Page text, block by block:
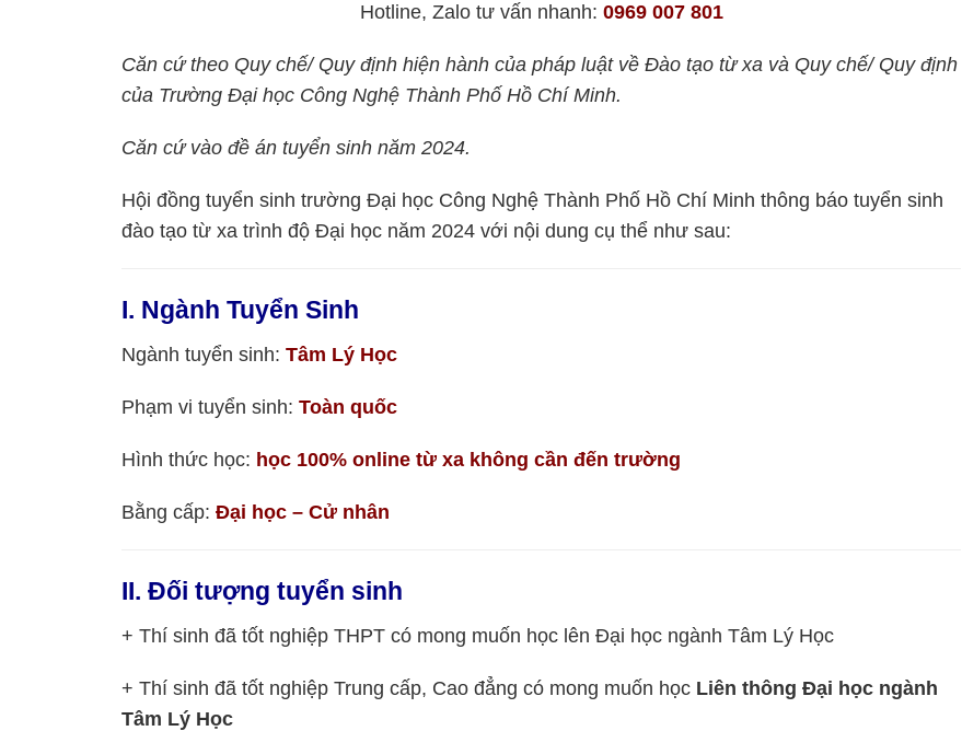
Hotline, Zalo tư vấn nhanh: 0969 007 801
Căn cứ theo Quy chế/ Quy định hiện hành của pháp luật về Đào tạo từ xa và Quy chế/ Quy định
của Trường Đại học Công Nghệ Thành Phố Hồ Chí Minh.
Căn cứ vào đề án tuyển sinh năm 2024.
Hội đồng tuyển sinh trường Đại học Công Nghệ Thành Phố Hồ Chí Minh thông báo tuyển sinh
đào tạo từ xa trình độ Đại học năm 2024 với nội dung cụ thể như sau:
I. Ngành Tuyển Sinh
Ngành tuyển sinh: Tâm Lý Học
Phạm vi tuyển sinh: Toàn quốc
Hình thức học: học 100% online từ xa không cần đến trường
Bằng cấp: Đại học – Cử nhân
II. Đối tượng tuyển sinh
+ Thí sinh đã tốt nghiệp THPT có mong muốn học lên Đại học ngành Tâm Lý Học
+ Thí sinh đã tốt nghiệp Trung cấp, Cao đẳng có mong muốn học Liên thông Đại học ngành
Tâm Lý Học